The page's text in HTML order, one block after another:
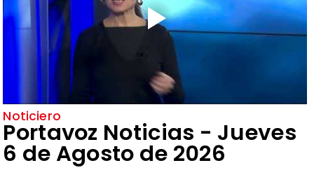
Noticiero
Portavoz Noticias - Jueves
6 de Agosto de 2026